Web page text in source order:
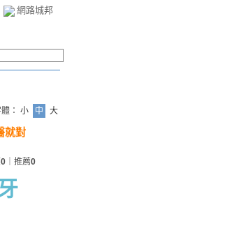
網路城邦
： 小 中 大
就對
0 ｜推薦0